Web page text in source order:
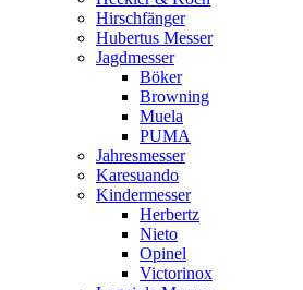
Hirschfänger
Hubertus Messer
Jagdmesser
Böker
Browning
Muela
PUMA
Jahresmesser
Karesuando
Kindermesser
Herbertz
Nieto
Opinel
Victorinox